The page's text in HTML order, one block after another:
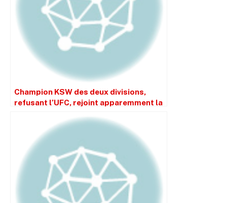
Champion KSW des deux divisions,
refusant l’UFC, rejoint apparemment la
Gina Carano